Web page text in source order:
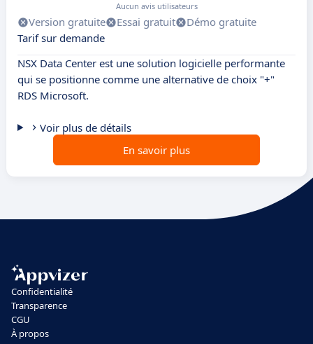
Aucun avis utilisateurs
Version gratuite Essai gratuit
Démo gratuite
Tarif sur demande
NSX Data Center est une solution logicielle performante
qui se positionne comme une alternative de choix "+"
RDS Microsoft.
Voir plus de détails
En savoir plus
Confidentialité
Transparence
CGU
À propos